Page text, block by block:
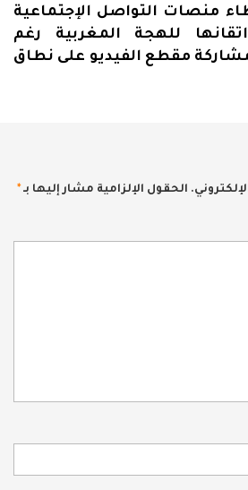
منصات التواصل الإجتماعية
للهجة المغربية رغم
مقطع الفيديو على نطاق
الحقول الإلزامية مشار إليها بـ*